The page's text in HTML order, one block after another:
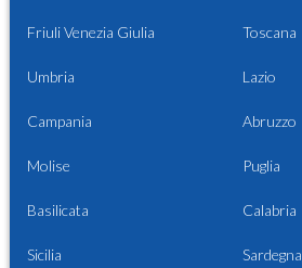
Friuli Venezia Giulia Toscana
Umbria Lazio
Campania Abruzzo
Molise Puglia
Basilicata Calabria
Sicilia Sardegna